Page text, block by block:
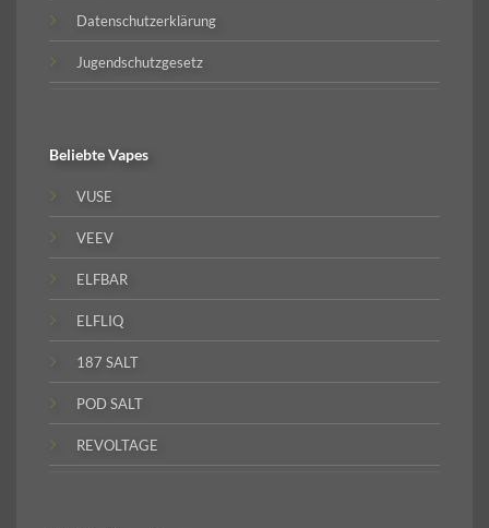
Datenschutzerklärung
Jugendschutzgesetz
BeliebteVapes
VUSE
VEEV
ELFBAR
ELFLIQ
187 SALT
POD SALT
REVOLTAGE